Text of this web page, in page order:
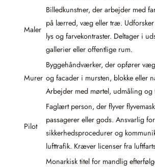
Maler
Billedkunstner, der arbejder med
på lærred, væg eller træ.
lys og farvekontraster. Deltager i
gallerier eller offentlige rum.
Murer
Byggehåndværker, der opfører
og facader i mursten, blokke eller
Arbejder med mørtel, udmåling
Pilot
Faglært person, der flyver
passagerer eller gods. Ansvarlig
sikkerhedsprocedurer og
lufttrafik. Kræver licenser fra
Monarkisk titel for mandlig